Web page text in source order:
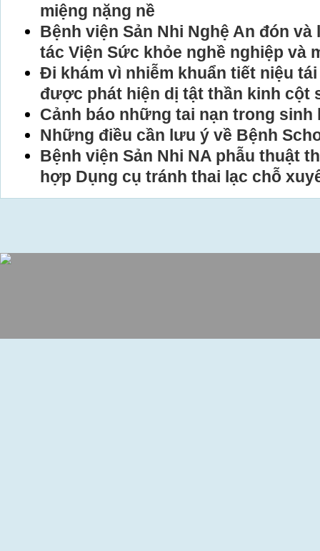
miệng nặng nề
Bệnh viện Sản Nhi Nghệ An đón
tác Viện Sức khỏe nghề nghiệp và
Đi khám vì nhiễm khuẩn tiết niệu
được phát hiện dị tật thần kinh cột
Cảnh báo những tai nạn trong sinh
Những điều cần lưu ý về Bệnh
Bệnh viện Sản Nhi NA phẫu thuật
hợp Dụng cụ tránh thai lạc chỗ